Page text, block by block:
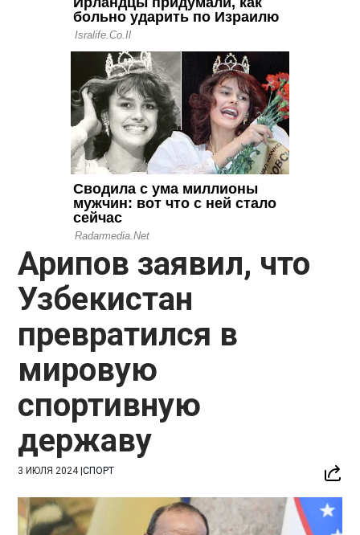
Арипов заявил, что
Узбекистан
превратился в
мировую
спортивную
державу
3 ИЮЛЯ 2024|СПОРТ